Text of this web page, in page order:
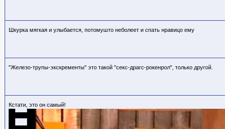
Шкурка мягкая и улыбается, потомушто неболеет и спать нравицо ему
"Железо-трупы-экскременты" это такой "секс-драгс-рокенрол", только другой.
Кстати, это он самый!